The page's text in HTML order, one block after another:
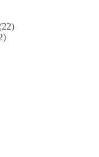
aller-